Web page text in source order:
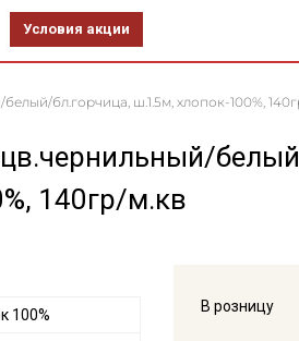
Условия акции
бл.горчица, ш.1.5м, хлопок-100%,
140гр/м.кв
В розницу
100%